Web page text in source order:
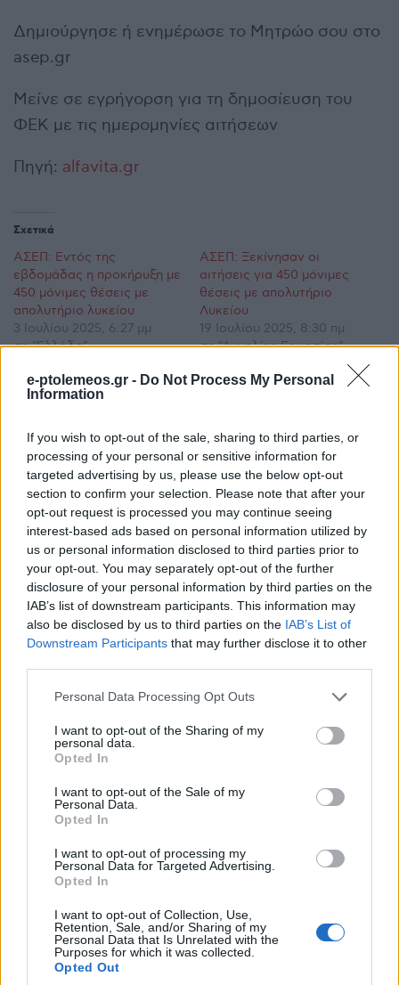
e-ptolemeos.gr - Do Not Process My Personal
Information
If you wish to opt-out of the sale, sharing to third parties, or
processing of your personal or sensitive information for
targeted advertising by us, please use the below opt-out
section to confirm your selection. Please note that after your
opt-out request is processed you may continue seeing
interest-based ads based on personal information utilized by
us or personal information disclosed to third parties prior to
your opt-out. You may separately opt-out of the further
disclosure of your personal information by third parties on the
IAB’s list of downstream participants. This information may
also be disclosed by us to third parties on the IAB’s List of
Downstream Participants that may further disclose it to other
Please note that this website/app uses one or more Google
not limited to your visit or usage behaviour. You may click to
grant or deny consent to Google and its third-party tags to
use your data for below specified purposes in below Google
consent section.
Personal Data Processing Opt Outs
I want to opt-out of the Sharing of my
personal data.
Opted In
I want to opt-out of the Sale of my
Personal Data.
Opted In
I want to opt-out of processing my
Personal Data for Targeted Advertising.
Opted In
I want to opt-out of Collection, Use,
Retention, Sale, and/or Sharing of my
Personal Data that Is Unrelated with the
Purposes for which it was collected.
Opted Out
Δημιούργησε ή ενημέρωσε το Μητρώο σου στο
asep.gr
Μείνε σε εγρήγορση για τη δημοσίευση του
ΦΕΚ με τις ημερομηνίες αιτήσεων
Πηγή: alfavita.gr
Σχετικά
ΑΣΕΠ: Εντός της
εβδομάδας η προκήρυξη με
450 μόνιμες θέσεις με
απολυτήριο λυκείου
3 Ιουλίου 2025, 6:27 μμ
σε "Ελλάδα"
ΑΣΕΠ: Ξεκίνησαν οι
αιτήσεις για 450 μόνιμες
θέσεις με απολυτήριο
Λυκείου
19 Ιουλίου 2025, 8:30 πμ
σε "Αγγελίες Εργασίας"
ΑΣΕΠ: Πάνω από 4.000
θέσεις εργασίας μέσα από
2 Φεβρουαρίου 2026, 8:08 πμ
σε "Κοινωνία"
Ακολουθήστε μας στοGoogle News
και μάθετε πρώτοι όλες τις ειδήσεις!